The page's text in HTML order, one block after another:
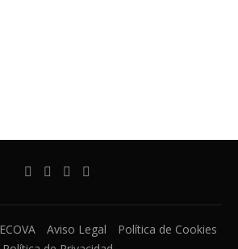
Aviso Legal
Política de Cookies